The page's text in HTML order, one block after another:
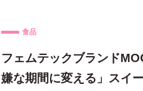
食品
フェムテックブランド
嫌な期間に変える」スイ